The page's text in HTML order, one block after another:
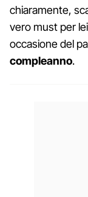
chiaramente,
vero must per
occasione del
compleanno.